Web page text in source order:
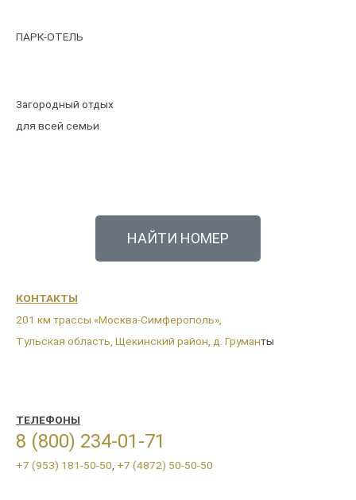
ПАРК-ОТЕЛЬ
Загородный отдых
для всей семьи
НАЙТИ НОМЕР
КОНТАКТЫ
201 км трассы «Москва-Симферополь»,
Тульская область, Щекинский район, д. Груманты
ТЕЛЕФОНЫ
8 (800) 234-01-71
+7 (953) 181-50-50 +7 (4872) 50-50-50